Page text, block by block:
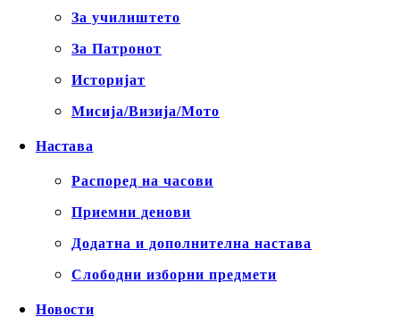
За училиштето
За Патронот
Историјат
Мисија/Визија/Мото
Настава
Распоред на часови
Приемни денови
Додатна и дополнителна настава
Слободни изборни предмети
Новости